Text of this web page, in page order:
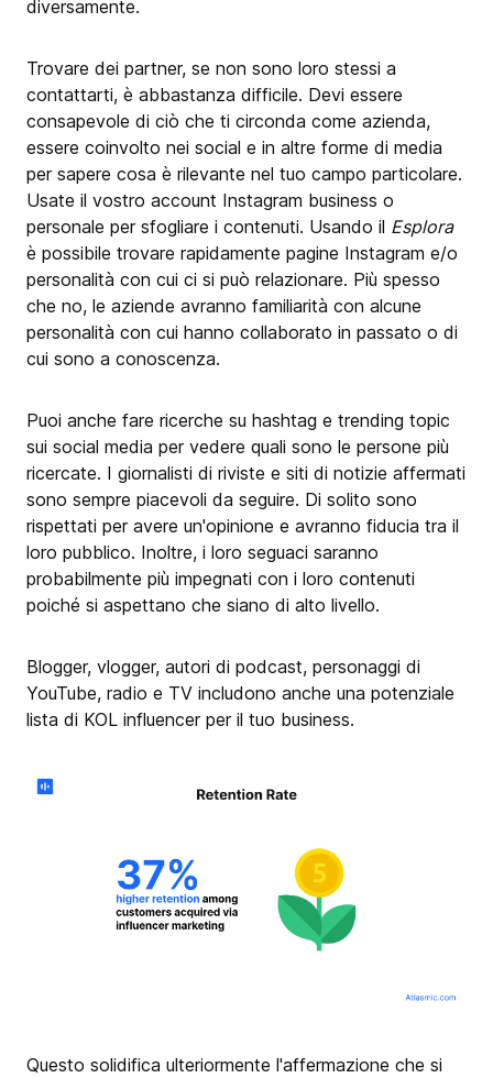
diversamente.
Trovare dei partner, se non sono loro stessi a
contattarti, è abbastanza difficile. Devi essere
consapevole di ciò che ti circonda come azienda,
essere coinvolto nei social e in altre forme di media
per sapere cosa è rilevante nel tuo campo particolare.
Usate il vostro account Instagram business o
personale per sfogliare i contenuti. Usando il Esplora
è possibile trovare rapidamente pagine Instagram e/o
personalità con cui ci si può relazionare. Più spesso
che no, le aziende avranno familiarità con alcune
personalità con cui hanno collaborato in passato o di
cui sono a conoscenza.
Puoi anche fare ricerche su hashtag e trending topic
sui social media per vedere quali sono le persone più
ricercate. I giornalisti di riviste e siti di notizie affermati
sono sempre piacevoli da seguire. Di solito sono
rispettati per avere un'opinione e avranno fiducia tra il
loro pubblico. Inoltre, i loro seguaci saranno
probabilmente più impegnati con i loro contenuti
poiché si aspettano che siano di alto livello.
Blogger, vlogger, autori di podcast, personaggi di
YouTube, radio e TV includono anche una potenziale
lista di KOL influencer per il tuo business.
Questo solidifica ulteriormente l'affermazione che si